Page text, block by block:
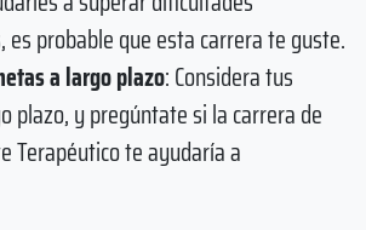
es probable que esta carrera te guste.
a largo plazo: Considera tus
plazo, y pregúntate si la carrera de
Terapéutico te ayudaría a